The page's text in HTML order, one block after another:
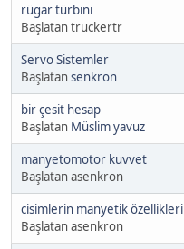
rügar türbini
Başlatan truckertr
Servo Sistemler
Başlatansenkron
bir çesit hesap
Başlatan Müslim yavuz
manyetomotor kuvvet
Başlatan asenkron
cisimlerin manyetik özellikleri
Başlatan asenkron